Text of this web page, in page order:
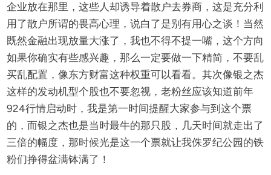
企业放在那里，这些人却诱导着散户去券商，这是充分利
用了散户所谓的畏高心理，说白了是别有用心之谈！当然
既然金融出现放量大涨了，我也不得不提一嘴，这个方向
如果你确实有些感兴趣，那么一定要做一下精简，不要乱
买乱配置，像东方财富这种权重可以看看。其次像银之杰
这样的发动机型个股也不要忽视，老粉丝应该知道前年
924行情启动时，我是第一时间提醒大家参与到这个票
的，而银之杰也是当时最牛的那只股，几天时间就走出了
三倍的幅度，那时候光是这一个票就让我侏罗纪公园的铁
粉们挣得盆满钵满了！